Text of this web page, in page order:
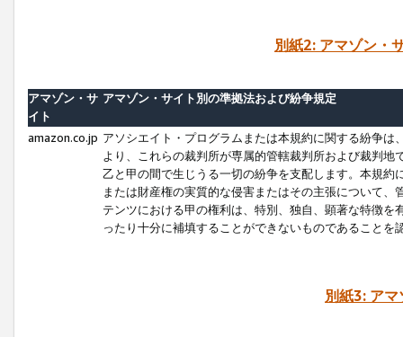
別紙2: アマゾン・
アマゾン・サ
イト
アマゾン・サイト別の準拠法および紛争規定
amazon.co.jp アソシエイト・プログラムまたは本規約に関する紛争
より、これらの裁判所が専属的管轄裁判所および裁判
乙と甲の間で生じうる一切の紛争を支配します。本規
または財産権の実質的な侵害またはその主張について
テンツにおける甲の権利は、特別、独自、顕著な特徴
ったり十分に補填することができないものであることを
別紙3: ア